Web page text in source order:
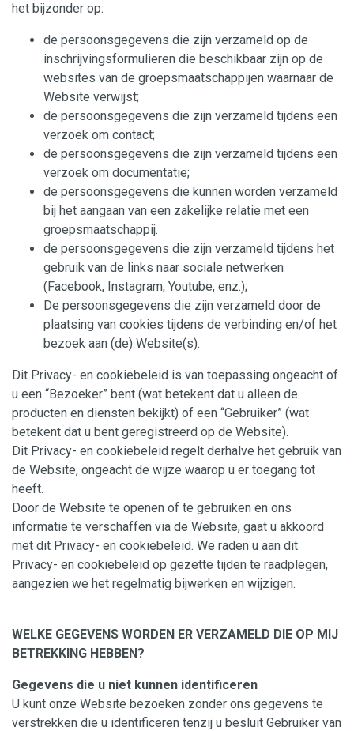
het bijzonder op:
de persoonsgegevens die zijn verzameld op de
inschrijvingsformulieren die beschikbaar zijn op de
websites van de groepsmaatschappijen waarnaar de
Website verwijst;
de persoonsgegevens die zijn verzameld tijdens een
verzoek om contact;
de persoonsgegevens die zijn verzameld tijdens een
verzoek om documentatie;
de persoonsgegevens die kunnen worden verzameld
bij het aangaan van een zakelijke relatie met een
groepsmaatschappij.
de persoonsgegevens die zijn verzameld tijdens het
gebruik van de links naar sociale netwerken
(Facebook, Instagram, Youtube, enz.);
De persoonsgegevens die zijn verzameld door de
plaatsing van cookies tijdens de verbinding en/of het
bezoek aan (de) Website(s).
Dit Privacy- en cookiebeleid is van toepassing ongeacht of
u een “Bezoeker” bent (wat betekent dat u alleen de
producten en diensten bekijkt) of een “Gebruiker” (wat
betekent dat u bent geregistreerd op de Website).
Dit Privacy- en cookiebeleid regelt derhalve het gebruik van
de Website, ongeacht de wijze waarop u er toegang tot
heeft.
Door de Website te openen of te gebruiken en ons
informatie te verschaffen via de Website, gaat u akkoord
met dit Privacy- en cookiebeleid. We raden u aan dit
Privacy- en cookiebeleid op gezette tijden te raadplegen,
aangezien we het regelmatig bijwerken en wijzigen.
WELKE GEGEVENS WORDEN ER VERZAMELD DIE OP MIJ
BETREKKING HEBBEN?
Gegevens die u niet kunnen identificeren
U kunt onze Website bezoeken zonder ons gegevens te
verstrekken die u identificeren tenzij u besluit Gebruiker van